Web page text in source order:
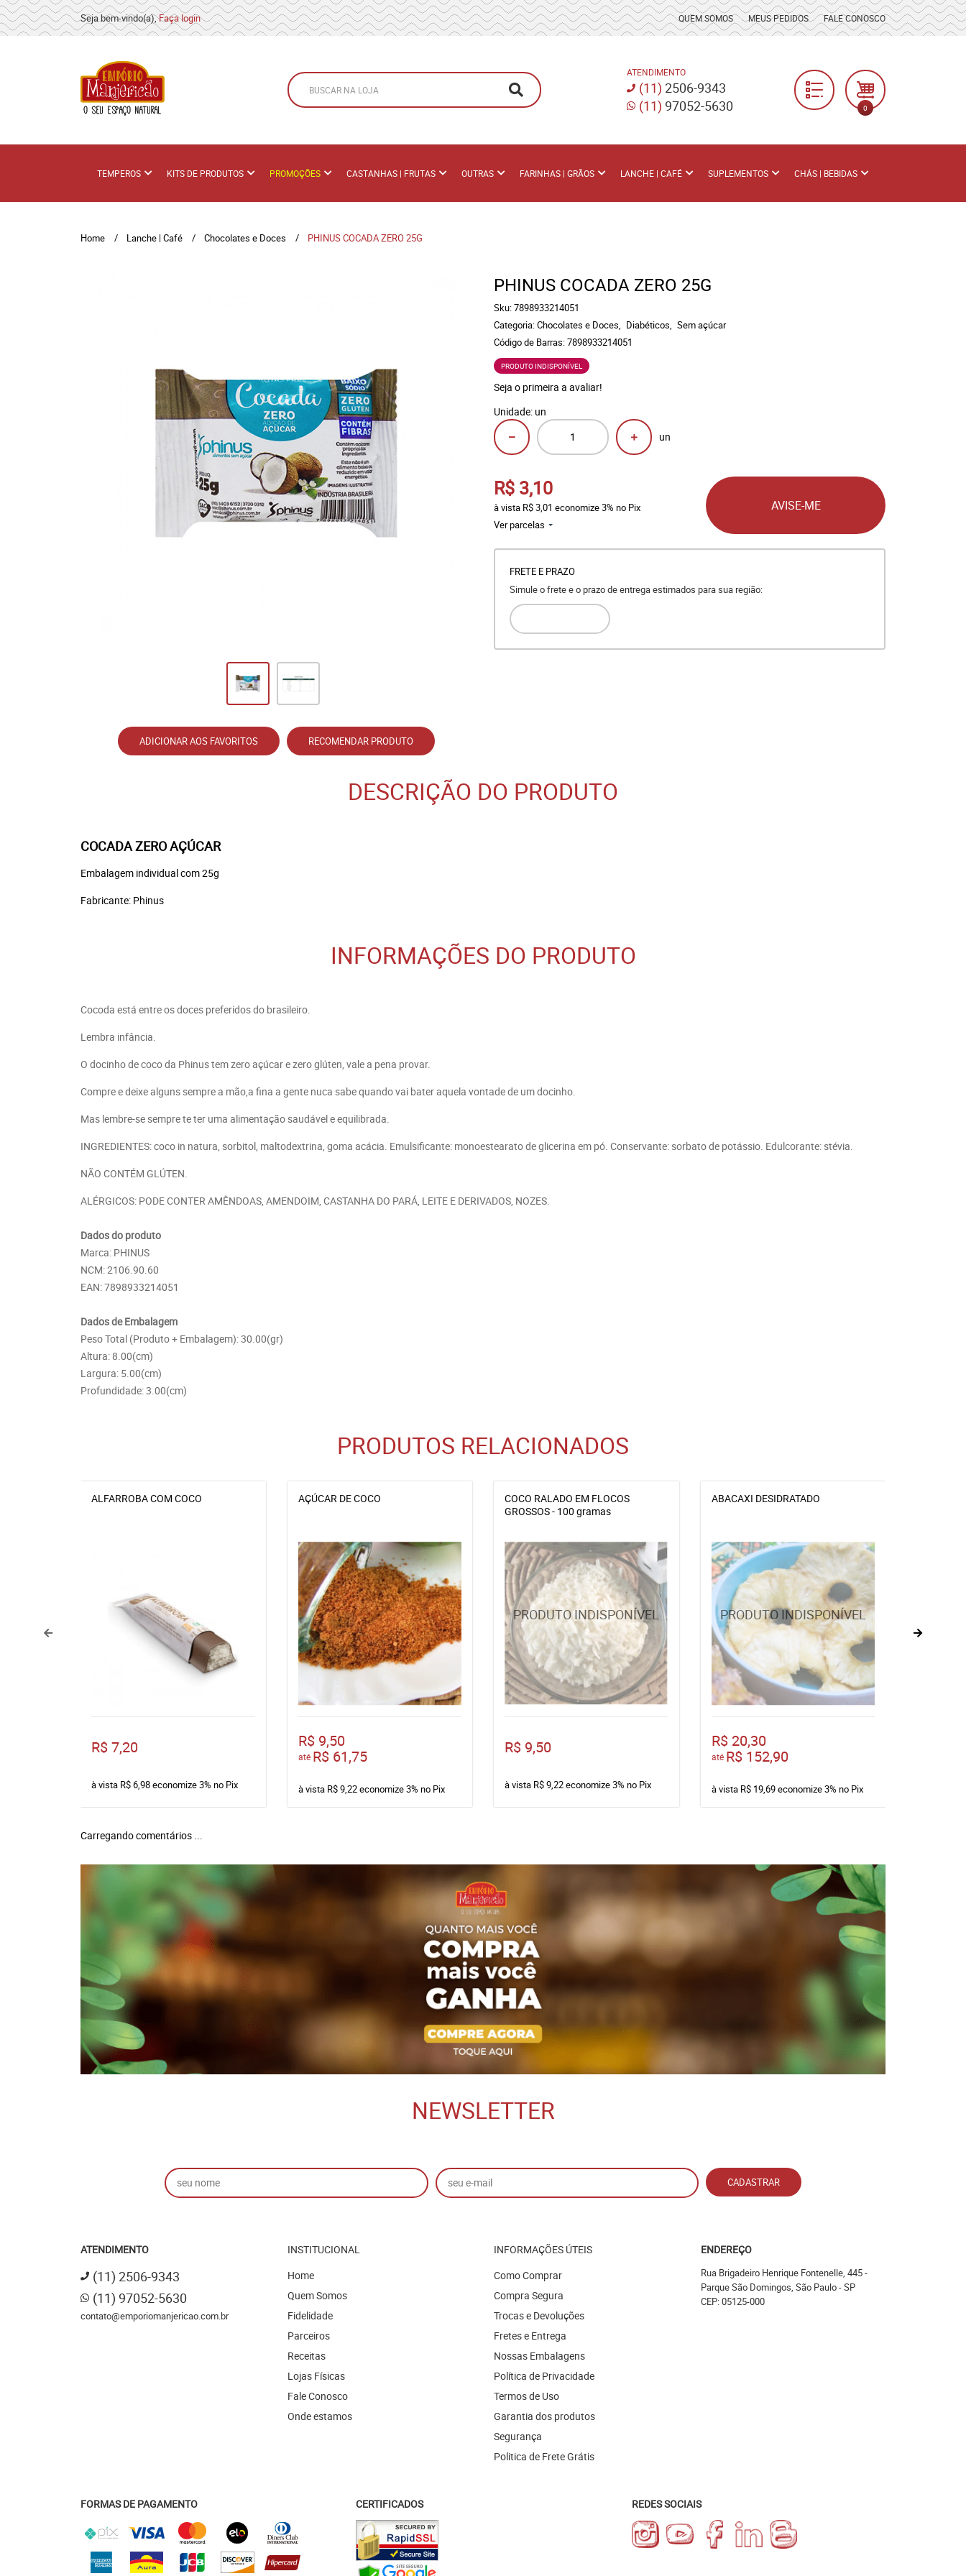
Seja bem-vindo(a),Faça login QUEM SOMOS MEUS PEDIDOS FALE CONOSCO
ATENDIMENTO
(11) 2506-9343
(11) 97052-5630 0
TEMPEROS KITS DE PRODUTOS PROMOÇÕES CASTANHAS | FRUTAS OUTRAS FARINHAS | GRÃOS LANCHE | CAFÉ SUPLEMENTOS CHÁS | BEBIDAS
Home Lanche | Café Chocolates e Doces PHINUS COCADA ZERO 25G
ADICIONAR AOS FAVORITOS RECOMENDAR PRODUTO
PHINUS COCADA ZERO 25G
Sku:7898933214051
Categoria:Chocolates e Doces Diabéticos
Sem açúcar
Código de Barras:7898933214051
PRODUTO INDISPONÍVEL
Seja o primeira a avaliar!
Unidade: un
un
R$ 3,10
à vista R$ 3,01 economize3% no Pix
Ver parcelas
AVISE-ME
FRETE E PRAZO
Simule o frete e o prazo de entrega estimados para sua região:
DESCRIÇÃO DO PRODUTO
COCADA ZERO AÇÚCAR
Embalagem individual com 25g
Fabricante: Phinus
INFORMAÇÕES DO PRODUTO
Cocoda está entre os doces preferidos do brasileiro.
Lembra infância.
O docinho de coco da Phinus tem zero açúcar e zero glúten, vale a pena provar.
Compre e deixe alguns sempre a mão,a fina a gente nuca sabe quando vai bater aquela vontade de um docinho.
Mas lembre-se sempre te ter uma alimentação saudável e equilibrada.
INGREDIENTES: coco in natura, sorbitol, maltodextrina, goma acácia. Emulsificante: monoestearato de glicerina em pó. Conservante: sorbato de potássio. Edulcorante: stévia.
NÃO CONTÉM GLÚTEN.
ALÉRGICOS: PODE CONTER AMÊNDOAS, AMENDOIM, CASTANHA DO PARÁ, LEITE E DERIVADOS, NOZES.
Dados do produto
Marca: PHINUS
NCM: 2106.90.60
EAN: 7898933214051
Dados de Embalagem
Peso Total (Produto + Embalagem): 30.00(gr)
Altura: 8.00(cm)
Largura: 5.00(cm)
Profundidade: 3.00(cm)
PRODUTOS RELACIONADOS
ALFARROBA COM COCO
R$ 7,20
à vista R$ 6,98economize3% no Pix
AÇÚCAR DE COCO
R$ 9,50
até R$ 61,75
à vista R$ 9,22economize3% no Pix
COCO RALADO EM FLOCOS
GROSSOS - 100 gramas
R$ 9,50
à vista R$ 9,22economize3% no Pix
ABACAXI DESIDRATADO
R$ 20,30
até R$ 152,90
à vista R$ 19,69economize3% no Pix
Carregando comentários ...
NEWSLETTER
CADASTRAR
ATENDIMENTO
(11) 2506-9343
(11) 97052-5630
contato@emporiomanjericao.com.br
INSTITUCIONAL
Home
Quem Somos
Fidelidade
Parceiros
Receitas
Lojas Físicas
Fale Conosco
Onde estamos
INFORMAÇÕES ÚTEIS
Como Comprar
Compra Segura
Trocas e Devoluções
Fretes e Entrega
Nossas Embalagens
Política de Privacidade
Termos de Uso
Garantia dos produtos
Segurança
Politica de Frete Grátis
ENDEREÇO
Rua Brigadeiro Henrique Fontenelle, 445-
Parque São Domingos, São Paulo-SP
CEP: 05125-000
FORMAS DE PAGAMENTO CERTIFICADOS REDES SOCIAIS